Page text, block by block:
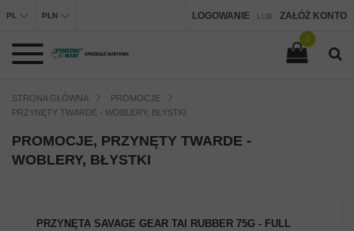
LOGOWANIE LUB ZAŁÓŻ KONTO
PL PLN
0
STRONA GŁÓWNA
PROMOCJE
PRZYNĘTY TWARDE - WOBLERY, BŁYSTKI
PROMOCJE, PRZYNĘTY TWARDE -
WOBLERY, BŁYSTKI
PRZYNĘTA SAVAGE GEAR TAI RUBBER 75G - FULL